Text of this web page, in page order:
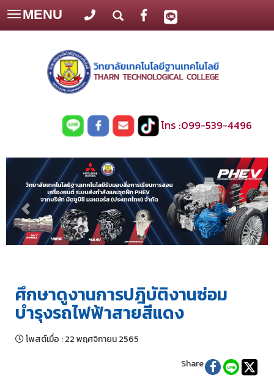
โทร :099-539-4496
Toggle
navigation
MENU
ศึกษาดูงานการปฎิบัติงานซ่อม
บำรุงรถไฟฟ้าสายสีแดง
โพสต์เมื่อ :22 พฤศจิกายน 2565
Share